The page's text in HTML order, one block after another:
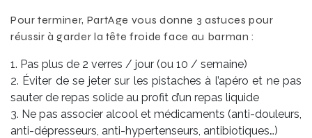
Pour terminer, PartAge vous donne 3 astuces pour
réussir à garder la tête froide face au barman :
Pas plus de 2 verres / jour (ou 10 / semaine)
Éviter de se jeter sur les pistaches à l’apéro et ne pas
sauter de repas solide au profit d’un repas liquide
Ne pas associer alcool et médicaments (anti-douleurs,
anti-dépresseurs, anti-hypertenseurs, antibiotiques…)